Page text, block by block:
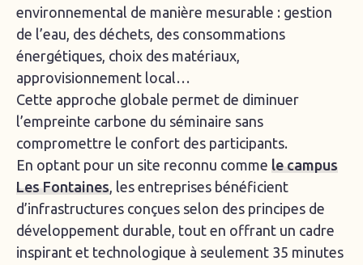
environnemental de manière mesurable : gestion
de l’eau, des déchets, des consommations
énergétiques, choix des matériaux,
approvisionnement local…
Cette approche globale permet de diminuer
l’empreinte carbone du séminaire sans
compromettre le confort des participants.
En optant pour un site reconnu comme le campus
Les Fontaines, les entreprises bénéficient
d’infrastructures conçues selon des principes de
développement durable, tout en offrant un cadre
inspirant et technologique à seulement 35 minutes